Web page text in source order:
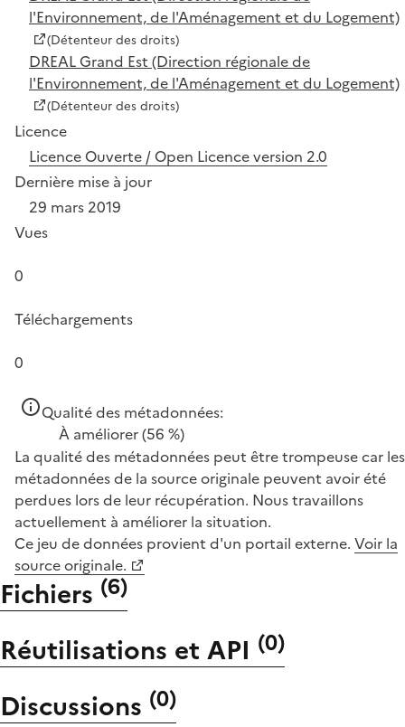
l'Environnement, de l'Aménagement et du Logement)
(Détenteur des droits)
DREAL Grand Est (Direction régionale de
l'Environnement, de l'Aménagement et du Logement)
(Détenteur des droits)
Licence
Licence Ouverte / Open Licence version 2.0
Dernière mise à jour
29 mars 2019
Vues
0
Téléchargements
0
Qualité des métadonnées:
À améliorer(56 %)
La qualité des métadonnées peut être trompeuse car les
métadonnées de la source originale peuvent avoir été
perdues lors de leur récupération. Nous travaillons
actuellement à améliorer la situation.
Ce jeu de données provient d'un portail externe. Voir la
source originale.
Fichiers (6)
Réutilisations et API (0)
Discussions (0)